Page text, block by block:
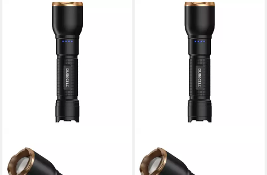
LED Taschenlampe DF2500R,
High/Mid/ Low Focus-
LED Taschenlampe DF1500R,
aufladbar USB-C in & out